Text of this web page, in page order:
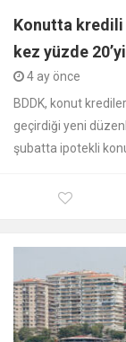
Konutta kredili
kez yüzde
4 ay önce
BDDK, konut
geçirdiği yeni
şubatta ipotekli